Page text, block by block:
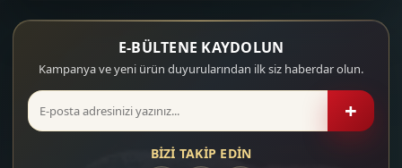
E-BÜLTENE KAYDOLUN
Kampanya ve yeni ürün duyurularından ilk siz haberdar olun.
+
BİZİ TAKİP EDİN